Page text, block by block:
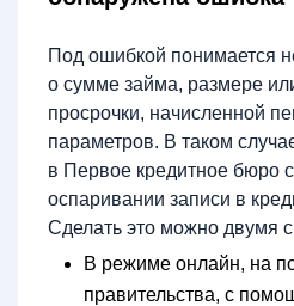
Под ошибкой понимается
о сумме займа, размере
просрочки, начисленной
параметров. В таком
в Первое кредитное бюро
оспаривании записи в
Сделать это можно двумя
В режиме онлайн, на
правительства, с